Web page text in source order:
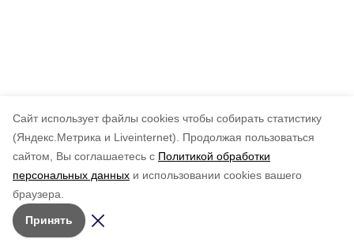
Cайт использует файлы cookies чтобы собирать статистику
(Яндекс.Метрика и Liveinternet).
Продолжая пользоваться
сайтом, Вы соглашаетесь с Политикой обработки
персональных данных и использовании cookies вашего
браузера.
Принять